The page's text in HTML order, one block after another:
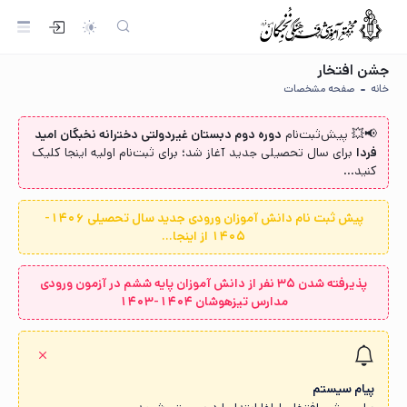
جشن افتخار
خانه صفحه مشخصات
📢💥 پیش‌ثبت‌نام‌ دوره دوم دبستان غیردولتی دخترانه نخبگان امید
فردا برای سال تحصیلی جدید آغاز شد؛ برای ثبت‌نام اولیه اینجا کلیک
کنید...
پیش ثبت نام دانش آموزان ورودی جدید سال تحصیلی 1406-
1405 از اینجا...
پذیرفته شدن ۳۵ نفر از دانش آموزان پایه ششم در آزمون ورودی
مدارس تیزهوشان ۱۴۰۴-۱۴۰۳
پیام سیستم